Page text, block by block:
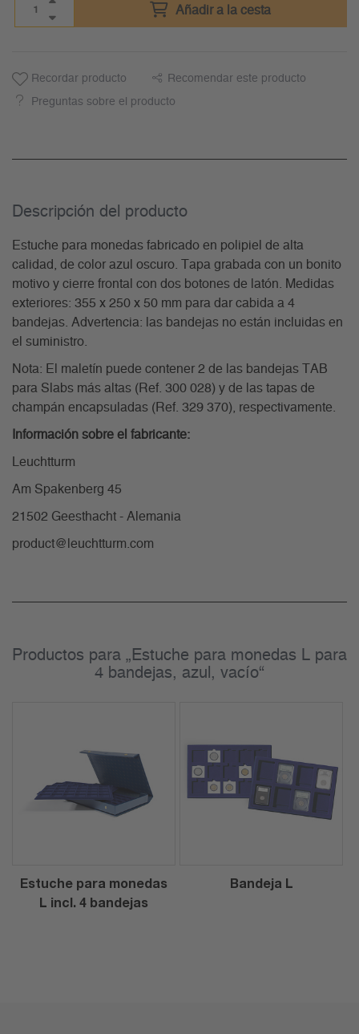
Añadir a la cesta
Recordar producto Recomendar este producto
Preguntas sobre el producto
Descripción del producto
Estuche para monedas fabricado en polipiel de alta
calidad, de color azul oscuro. Tapa grabada con un bonito
motivo y cierre frontal con dos botones de latón. Medidas
exteriores: 355 x 250 x 50 mm para dar cabida a 4
bandejas. Advertencia: las bandejas no están incluidas en
el suministro.
Nota: El maletín puede contener 2 de las bandejas TAB
para Slabs más altas (Ref. 300 028) y de las tapas de
champán encapsuladas (Ref. 329 370), respectivamente.
Información sobre el fabricante:
Leuchtturm
Am Spakenberg 45
21502 Geesthacht - Alemania
product@leuchtturm.com
Productos para „Estuche para monedas L para
4 bandejas, azul, vacío“
Estuche para monedas
L incl. 4 bandejas
Bandeja L